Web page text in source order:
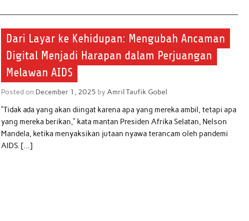
Dari Layar ke Kehidupan: Mengubah Ancaman
Digital Menjadi Harapan dalam Perjuangan
Melawan AIDS
Posted on December 1, 2025 byAmril Taufik Gobel
“Tidak ada yang akan diingat karena apa yang mereka ambil, tetapi apa
yang mereka berikan,” kata mantan Presiden Afrika Selatan, Nelson
Mandela, ketika menyaksikan jutaan nyawa terancam oleh pandemi
AIDS. […]